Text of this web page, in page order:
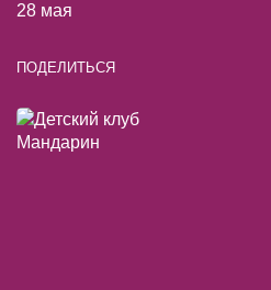
28 мая
ПОДЕЛИТЬСЯ